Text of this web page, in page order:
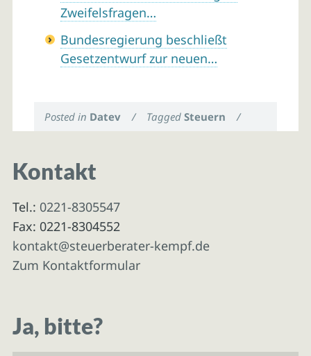
Zweifelsfragen…
Bundesregierung beschließt
Gesetzentwurf zur neuen…
Posted in Datev / TaggedSteuern /
Kontakt
Tel.: 0221-8305547
Fax: 0221-8304552
kontakt@steuerberater-kempf.de
Zum Kontaktformular
Ja, bitte?